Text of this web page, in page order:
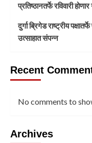
प्रतिष्ठानतर्फे रविवारी होणार
दुर्गा ब्रिगेड राष्ट्रीय
उत्साहात संपन्न
Recent
No comments to
Archives